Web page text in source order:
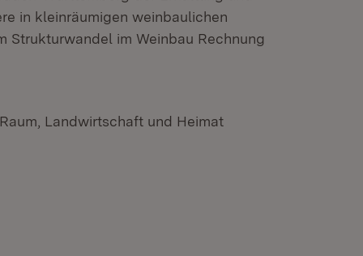
in kleinräumigen weinbaulichen
Strukturwandel im Weinbau Rechnung
Landwirtschaft und Heimat